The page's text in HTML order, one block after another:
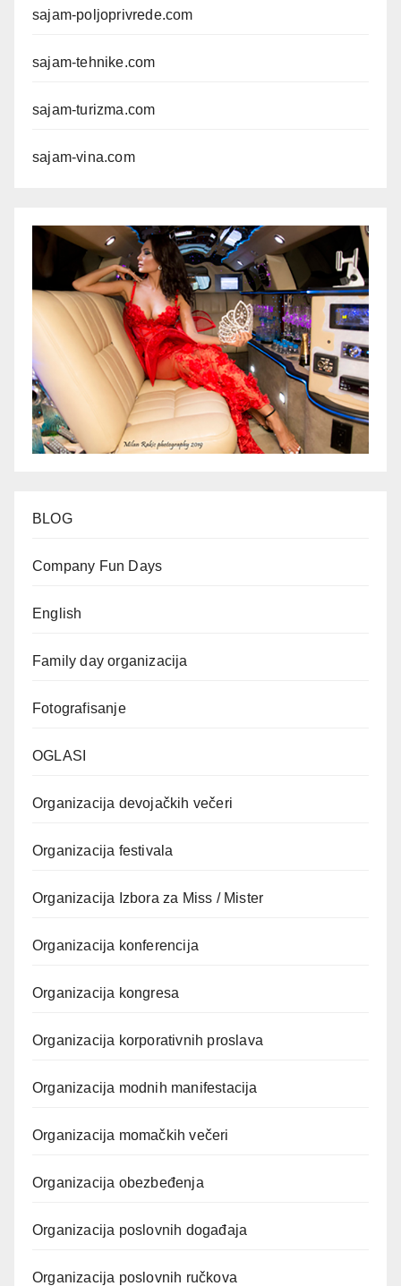
sajam-poljoprivrede.com
sajam-tehnike.com
sajam-turizma.com
sajam-vina.com
BLOG
Company Fun Days
English
Family day organizacija
Fotografisanje
OGLASI
Organizacija devojačkih večeri
Organizacija festivala
Organizacija Izbora za Miss / Mister
Organizacija konferencija
Organizacija kongresa
Organizacija korporativnih proslava
Organizacija modnih manifestacija
Organizacija momačkih večeri
Organizacija obezbeđenja
Organizacija poslovnih događaja
Organizacija poslovnih ručkova